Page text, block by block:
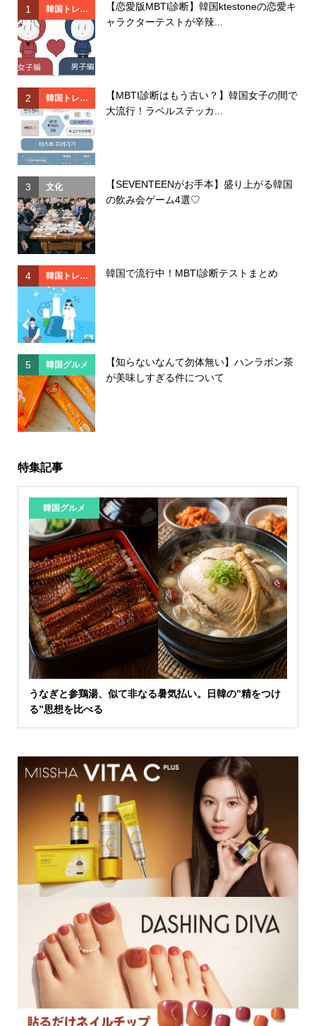
1 韓国トレン
ド
【恋愛版MBTI診断】韓国ktestoneの恋愛キ
ャラクターテストが辛辣...
2 韓国トレン
ド
【MBTI診断はもう古い？】韓国女子の間で
大流行！ラベルステッカ...
3 文化
【SEVENTEENがお手本】盛り上がる韓国
の飲み会ゲーム4選♡
4 韓国トレン
ド
韓国で流行中！MBTI診断テストまとめ
5 韓国グルメ
【知らないなんて勿体無い】ハンラボン茶
が美味しすぎる件について
特集記事
韓国グルメ
うなぎと参鶏湯、似て非なる暑気払い。日韓の”精をつけ
る”思想を比べる